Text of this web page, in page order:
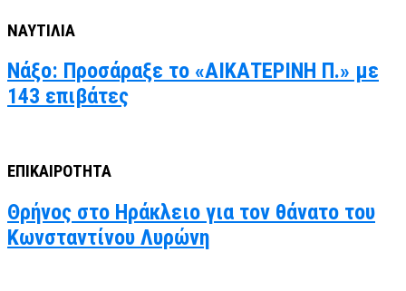
ΝΑΥΤΙΛΙΑ
Νάξο: Προσάραξε το «ΑΙΚΑΤΕΡΙΝΗ Π.» με
143 επιβάτες
ΕΠΙΚΑΙΡΟΤΗΤΑ
Θρήνος στο Ηράκλειο για τον θάνατο του
Κωνσταντίνου Λυρώνη